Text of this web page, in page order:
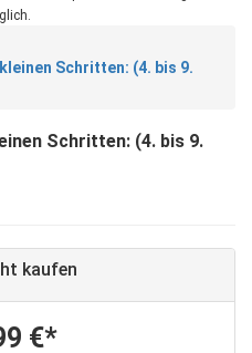
Schritten: (4. bis 9.
Schritten: (4. bis 9.
kaufen
€*